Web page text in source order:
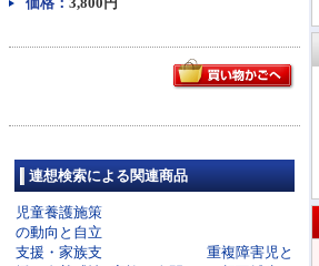
連想検索による関連商品
児童養護施策
の動向と自立
支援・家族支
重複障害児と